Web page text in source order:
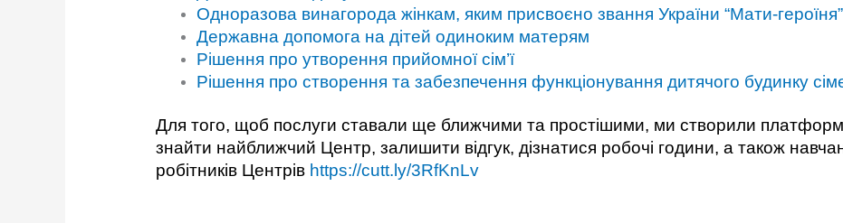
Одноразова винагорода жінкам, яким присвоєно звання України “Мати-героїня”
Державна допомога на дітей одиноким матерям
Рішення про утворення прийомної сім’ї
Рішення про створення та забезпечення функціонування дитячого будинку
Для того, щоб послуги ставали ще ближчими та простішими, ми створили
знайти найближчий Центр, залишити відгук, дізнатися робочі години, а також
робітників Центрів https://cutt.ly/3RfKnLv